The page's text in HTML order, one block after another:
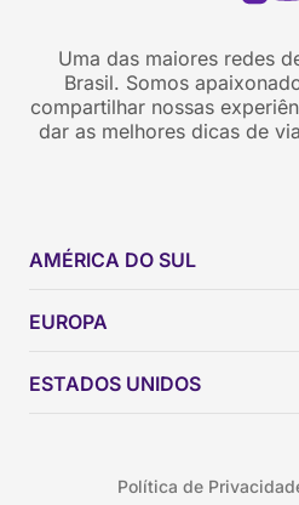
Uma das maiores redes
Brasil. Somos
compartilhar nossas
dar as melhores dicas de
AMÉRICA DO SUL
Brasil
Colômbia
EUROPA
ESTADOS UNIDOS
Política de